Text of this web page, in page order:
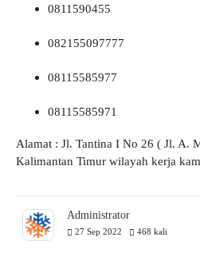
0811590455
082155097777
08115585977
08115585971
Alamat : Jl. Tantina I No 26 ( Jl. A.
Kalimantan Timur wilayah kerja
Administrator
27 Sep 2022 468 kali